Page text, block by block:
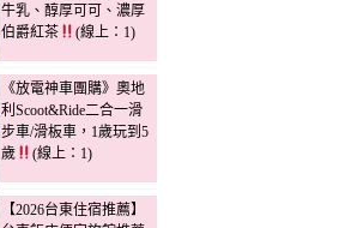
牛乳、醇厚可可、濃厚
伯爵紅茶
(線上：1)
《放電神車團購》奧地
利Scoot&Ride二合一滑
步車/滑板車，1歲玩到5
歲
(線上：1)
【2026台東住宿推薦】